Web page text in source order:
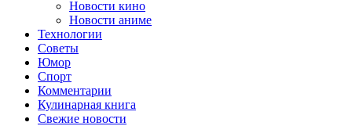
Новости кино
Новости аниме
Технологии
Советы
Юмор
Спорт
Комментарии
Кулинарная книга
Свежие новости